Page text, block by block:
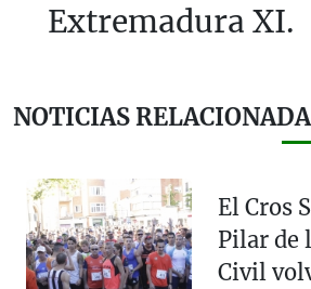
Extremadura XI.
NOTICIAS
El Cros
Pilar de
Civil